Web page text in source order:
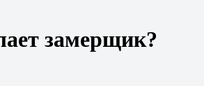
замерщик?